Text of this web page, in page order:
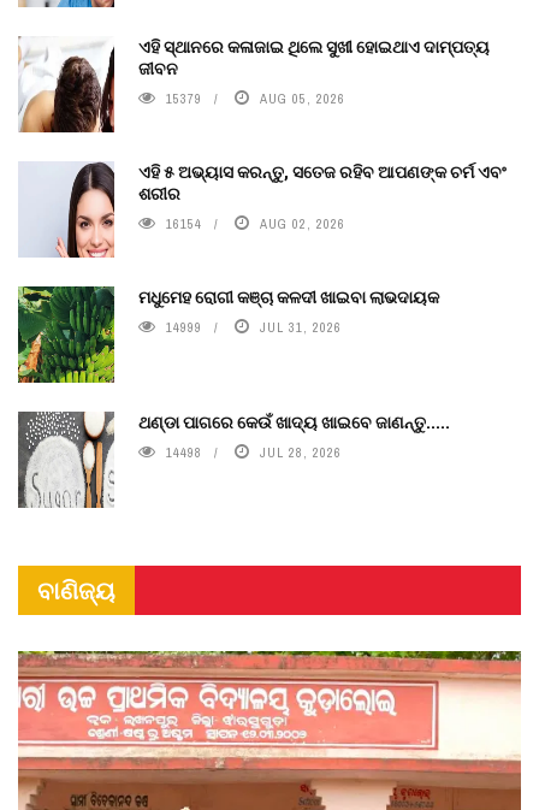
ଏହି ସ୍ଥାନରେ କଳାଜାଇ ଥିଲେ ସୁଖୀ ହୋଇଥାଏ ଦାମ୍ପତ୍ୟ
ଜୀବନ
15379 AUG 05, 2026
ଏହି ୫ ଅଭ୍ୟାସ କରନ୍ତୁ, ସତେଜ ରହିବ ଆପଣଙ୍କ ଚର୍ମ ଏବଂ
ଶରୀର
16154 AUG 02, 2026
ମଧୁମେହ ରୋଗୀ କଞ୍ଚା କଳଦୀ ଖାଇବା ଲାଭଦାୟକ
14999 JUL 31, 2026
ଥଣ୍ଡା ପାଗରେ କେଉଁ ଖାଦ୍ୟ ଖାଇବେ ଜାଣନ୍ତୁ.....
14498 JUL 28, 2026
ବାଣିଜ୍ୟ